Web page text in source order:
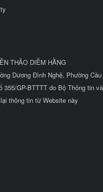
THẢO DIỄM HẰNG
Dương Đình Nghệ, Phường
GP-BTTTT do Bộ Thông tin
thông tin từ Website này